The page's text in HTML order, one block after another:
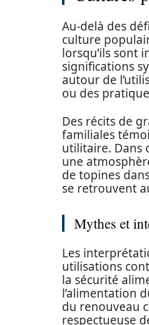
Au-delà des
culture
lorsqu’ils sont
significations
autour de
ou des
Des récits de
familiales
utilitaire. Dans
une
de topines
se retrouvent
Mythes et
Les
utilisations
la sécurité
l’alimentation
du renouveau
respectueuse